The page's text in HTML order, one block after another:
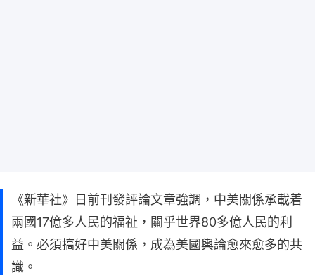
《新華社》日前刊發評論文章強調，中美關係承載着
兩國17億多人民的福祉，關乎世界80多億人民的利
益。必須搞好中美關係，成為美國輿論愈來愈多的共
識。